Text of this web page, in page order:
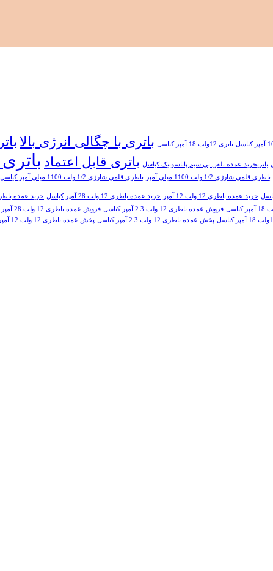
باتری 12ولت 18 آمپر کیاسل باتری با چگالی انرژی بالا
باتریخرید عمده تلفن بی سیم پاناسونیک کیاسل باتری قابل اعتماد
باطری قلمی شارژی 1/2 ولت 1100 میلی آمپر باطری قلمی شارژی 1/2 ولت 1100 میلی آمپر کیاسل
خرید عمده باطری 12 ولت 12 آمپر خرید عمده باطری 12 ولت 28 آمپر کیاسل خرید عمده
فروش عمده باطری 12 ولت 2.3 آمپر کیاسل فروش عمده باطری 12 ولت 28 آمپر کیاسل
پخش عمده باطری 12 ولت 2.3 آمپر کیاسل پخش عمده باطری 12 ولت 12 آمپر کیاسل